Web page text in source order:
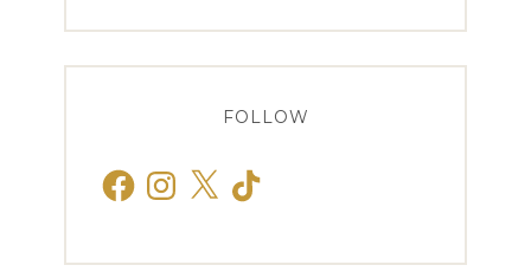
FOLLOW
FacebookInstagram
X TikTok